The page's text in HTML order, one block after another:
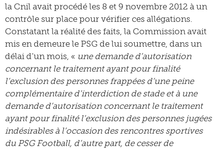
la Cnil avait procédé les 8 et 9 novembre 2012 à un
contrôle sur place pour vérifier ces allégations.
Constatant la réalité des faits, la Commission avait
mis en demeure le PSG de lui soumettre, dans un
délai d’un mois, « une demande d’autorisation
concernant le traitement ayant pour finalité
l’exclusion des personnes frappées d’une peine
complémentaire d’interdiction de stade et à une
demande d’autorisation concernant le traitement
ayant pour finalité l’exclusion des personnes jugées
indésirables à l’occasion des rencontres sportives
du PSG Football, d’autre part, de cesser de